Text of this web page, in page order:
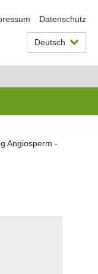
Datenschutz
Deutsch
Angiosperm -